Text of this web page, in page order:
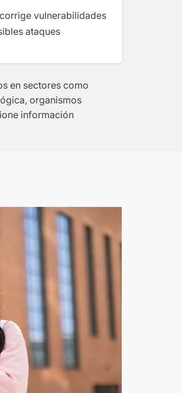
vulnerabilidades
ataques
en sectores como
organismos
información